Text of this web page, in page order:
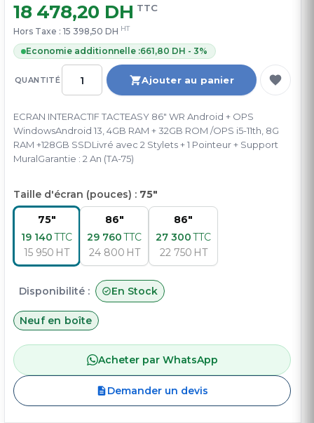
QUANTITÉ Ajouter au panier
18 478,20 DH TTC
Hors Taxe : 15 398,50 DH HT
Economie additionnelle :661,80 DH - 3%
ECRAN INTERACTIF TACTEASY 86" WR Android + OPS
WindowsAndroid 13, 4GB RAM + 32GB ROM /OPS i5-11th, 8G
RAM +128GB SSDLivré avec 2 Stylets + 1 Pointeur + Support
MuralGarantie : 2 An (TA-75)
Taille d'écran (pouces) : 75"
75"
19 140TTC
15 950 HT
86"
29 760TTC
24 800 HT
86"
27 300TTC
22 750 HT
Disponibilité : En Stock
Neuf en boîte
Acheter par WhatsApp
Demander un devis